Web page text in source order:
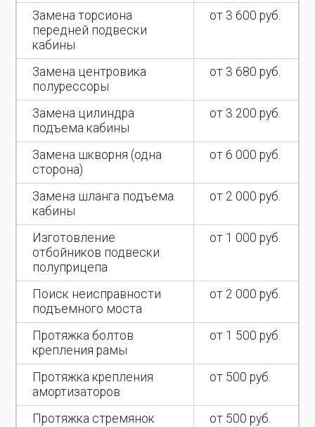
Замена торсиона
передней подвески
кабины
от 3 600 руб.
Замена центровика
полурессоры
от 3 680 руб.
Замена цилиндра
подъема кабины
от 3 200 руб.
Замена шкворня (одна
сторона)
от 6 000 руб.
Замена шланга подъема
кабины
от 2 000 руб.
Изготовление
отбойников подвески
полуприцепа
от 1 000 руб.
Поиск неисправности
подъемного моста
от 2 000 руб.
Протяжка болтов
крепления рамы
от 1 500 руб.
Протяжка крепления
амортизаторов
от 500 руб.
Протяжка стремянок
от 500 руб.